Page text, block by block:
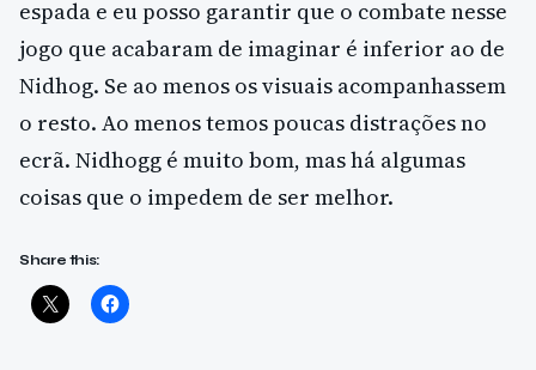
espada e eu posso garantir que o combate nesse
jogo que acabaram de imaginar é inferior ao de
Nidhog. Se ao menos os visuais acompanhassem
o resto. Ao menos temos poucas distrações no
ecrã. Nidhogg é muito bom, mas há algumas
coisas que o impedem de ser melhor.
Share this: